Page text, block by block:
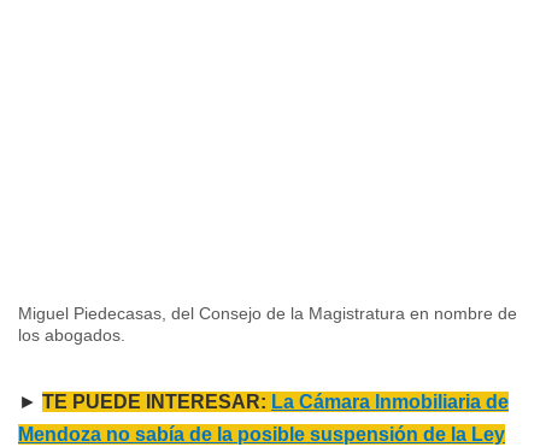
Miguel Piedecasas, del Consejo de la Magistratura en nombre de
los abogados.
► TE PUEDE INTERESAR: La Cámara Inmobiliaria de
Mendoza no sabía de la posible suspensión de la Ley